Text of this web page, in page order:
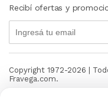
Recibí ofertas y
Copyright 1972-2026 |
Fravega.com.